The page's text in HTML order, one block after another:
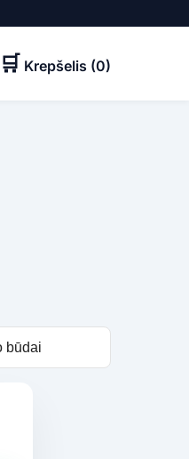
🛒 Krepšelis (0)
būdai